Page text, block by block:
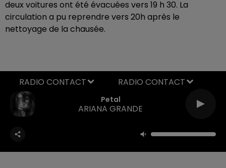
deux voitures ont été évacuées vers 19 h 30. La
circulation a pu reprendre vers 20h après le
nettoyage de la chausée.
Petal
ARIANA GRANDE
RADIO CONTACT